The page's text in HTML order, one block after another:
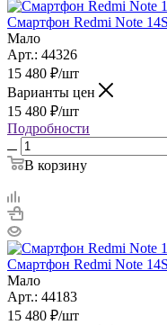
Смартфон Redmi Note
Мало
Арт.: 44326
15 480 ₽/шт
Варианты цен
15 480 ₽/шт
Подробности
В корзину
Смартфон Redmi Note
Мало
Арт.: 44183
15 480 ₽/шт